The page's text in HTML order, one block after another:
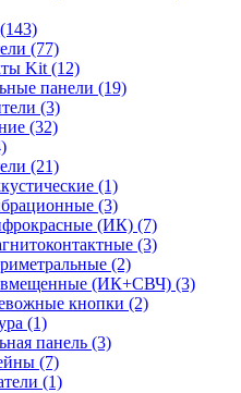
(143)
(77)
Kit (12)
панели (19)
(3)
(32)
(21)
(1)
(3)
(ИК) (7)
(3)
(2)
(ИК+СВЧ) (3)
кнопки (2)
(1)
панель (3)
(7)
(1)